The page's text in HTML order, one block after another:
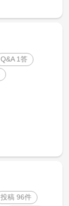
Q&A 1答
投稿 96件